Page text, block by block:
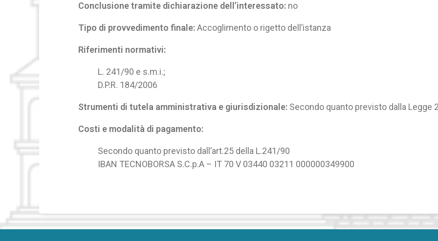
Conclusione tramite dichiarazione dell’interessato: no
Tipo di provvedimento finale:Accoglimento o rigetto dell’istanza
Riferimenti normativi:
L. 241/90 e s.m.i.;
D.P.R. 184/2006
Strumenti di tutela amministrativa e giurisdizionale: Secondo quanto previsto dalla Legge
Costi e modalità di pagamento:
Secondo quanto previsto dall’art.25 della L.241/90
IBAN TECNOBORSA S.C.p.A – IT 70 V 03440 03211 000000349900